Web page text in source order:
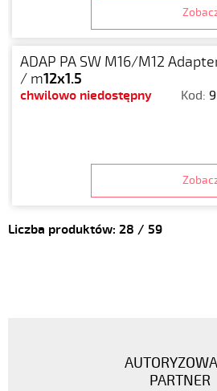
ADAP PA SW M16/M12
/ m12x1.5
chwilowo niedostępny Kod:
Liczba produktów: 28 / 59
PARTNER